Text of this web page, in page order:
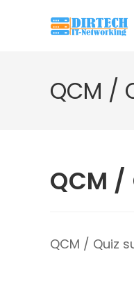
QCM /
QCM /
QCM / Quiz